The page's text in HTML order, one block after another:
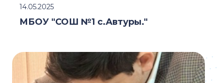
МБОУ "СОШ №1 с.Автуры."
14.05.2025